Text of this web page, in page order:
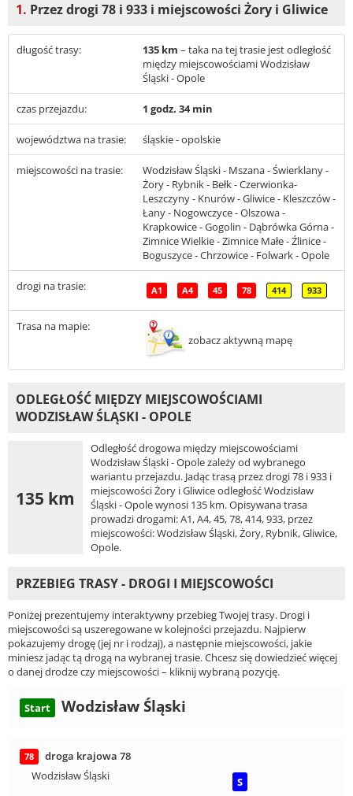
1. Przez drogi 78 i 933 i miejscowości Żory i Gliwice
długość trasy: 135 km – taka na tej trasie jest odległość
między miejscowościami Wodzisław
Śląski - Opole
czas przejazdu: 1 godz. 34 min
województwa na trasie: śląskie - opolskie
miejscowości na trasie:
Wodzisław Śląski - Mszana - Świerklany -
Żory - Rybnik - Bełk - Czerwionka-
Leszczyny - Knurów - Gliwice - Kleszczów -
Łany - Nogowczyce - Olszowa -
Krapkowice - Gogolin - Dąbrówka Górna -
Zimnice Wielkie - Zimnice Małe - Źlinice -
Boguszyce - Chrzowice - Folwark - Opole
drogi na trasie: A1 A4 45 78 414 933
Trasa na mapie:
zobacz aktywną mapę
ODLEGŁOŚĆ MIĘDZY MIEJSCOWOŚCIAMI
WODZISŁAW ŚLĄSKI - OPOLE
135 km
Odległość drogowa między miejscowościami
Wodzisław Śląski - Opole zależy od wybranego
wariantu przejazdu. Jadąc trasą przez drogi 78 i 933 i
miejscowości Żory i Gliwice odległość Wodzisław
Śląski - Opole wynosi 135 km. Opisywana trasa
prowadzi drogami: A1, A4, 45, 78, 414, 933, przez
miejscowości: Wodzisław Śląski, Żory, Rybnik, Gliwice,
Opole.
PRZEBIEG TRASY - DROGI I MIEJSCOWOŚCI
Poniżej prezentujemy interaktywny przebieg Twojej trasy. Drogi i
miejscowości są uszeregowane w kolejności przejazdu. Najpierw
pokazujemy drogę (jej nr i rodzaj), a następnie miejscowości, jakie
miniesz jadąc tą drogą na wybranej trasie. Chcesz się dowiedzieć więcej
o danej drodze czy miejscowości – kliknij wybraną pozycję.
Start Wodzisław Śląski
78
droga krajowa 78
Wodzisław Śląski
S